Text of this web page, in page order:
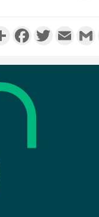
PartagerFacebookTwitterEmail
Côte d'Ivoire :
nouvvel ordre